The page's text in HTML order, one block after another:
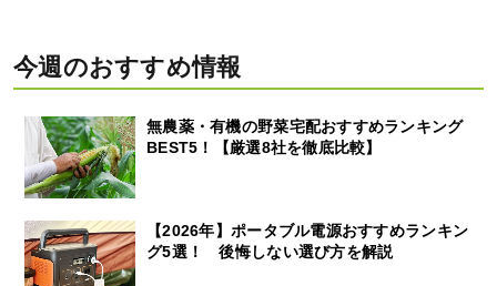
今週のおすすめ情報
無農薬・有機の野菜宅配おすすめランキング
BEST5！【厳選8社を徹底比較】
【2026年】ポータブル電源おすすめランキン
グ5選！ 後悔しない選び方を解説